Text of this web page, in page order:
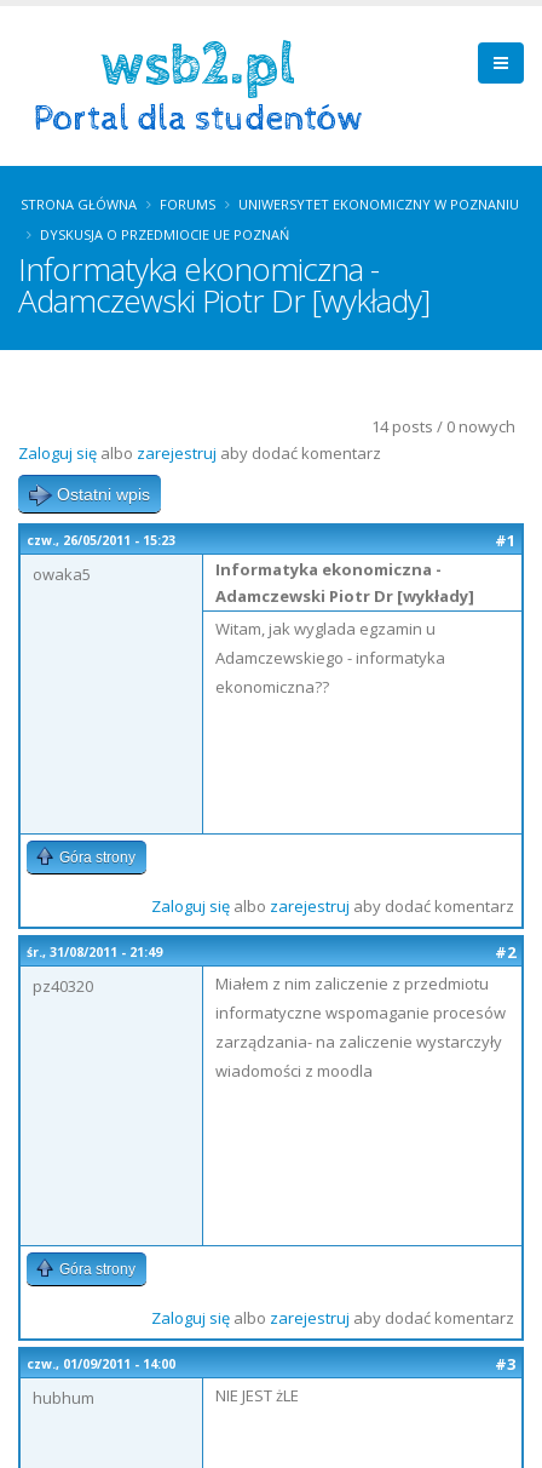
STRONA GŁÓWNA FORUMS
UNIWERSYTET EKONOMICZNY W POZNANIU
DYSKUSJA O PRZEDMIOCIE UE POZNAŃ
Informatyka ekonomiczna -
Adamczewski Piotr Dr [wykłady]
14 posts / 0 nowych
Zaloguj się albo zarejestruj aby dodać komentarz
Ostatni wpis
czw., 26/05/2011 - 15:23
#1
owaka5
Informatyka ekonomiczna -
Adamczewski Piotr Dr [wykłady]
Witam, jak wyglada egzamin u
Adamczewskiego - informatyka
ekonomiczna??
Góra strony
Zaloguj sięalbo zarejestruj aby dodać komentarz
śr., 31/08/2011 - 21:49
#2
pz40320
Miałem z nim zaliczenie z przedmiotu
informatyczne wspomaganie procesów
zarządzania- na zaliczenie wystarczyły
wiadomości z moodla
Góra strony
Zaloguj sięalbo zarejestruj aby dodać komentarz
czw., 01/09/2011 - 14:00
#3
hubhum
NIE JEST żLE